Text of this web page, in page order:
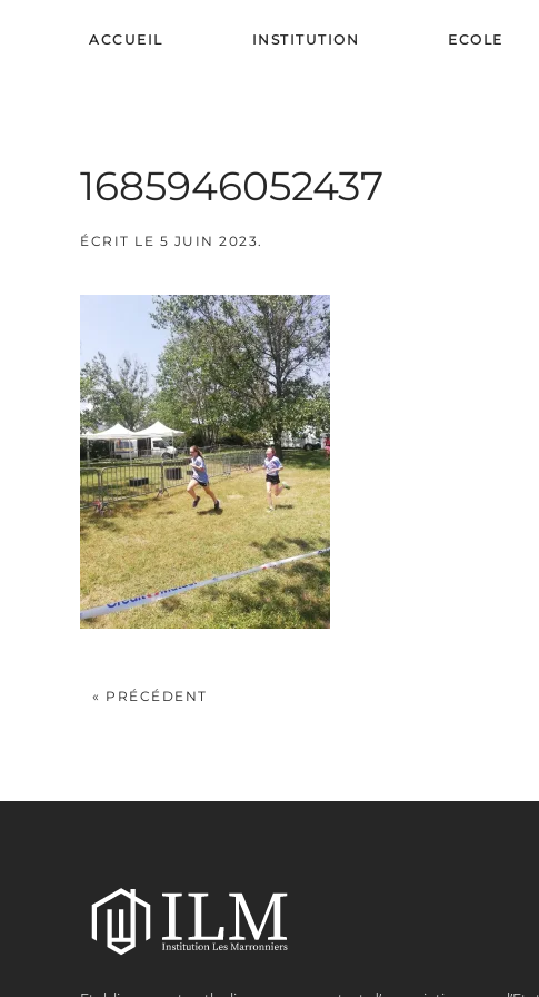
ACCUEIL INSTITUTION ECOLE
1685946052437
ÉCRIT LE 5 JUIN 2023.
« PRÉCÉDENT